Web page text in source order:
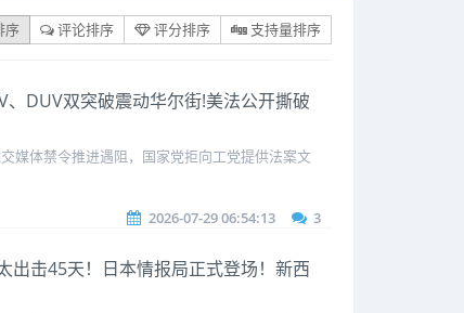
序 评论排序 评分排序 支持量排序
DUV双突破震动华尔街!美法公开撕破
媒体禁令推进遇阻，国家党拒向工党提供法案文
2026-07-29 06:54:13 3
出击45天！日本情报局正式登场！新西